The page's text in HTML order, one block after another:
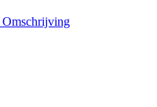
Omschrijving